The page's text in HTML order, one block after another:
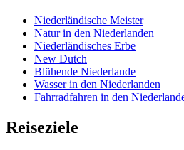
Niederländische Meister
Natur in den Niederlanden
Niederländisches Erbe
New Dutch
Blühende Niederlande
Wasser in den Niederlanden
Fahrradfahren in den
Reiseziele